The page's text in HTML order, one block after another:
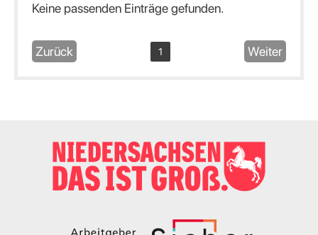
Keine passenden Einträge gefunden.
Zurück 1 Weiter